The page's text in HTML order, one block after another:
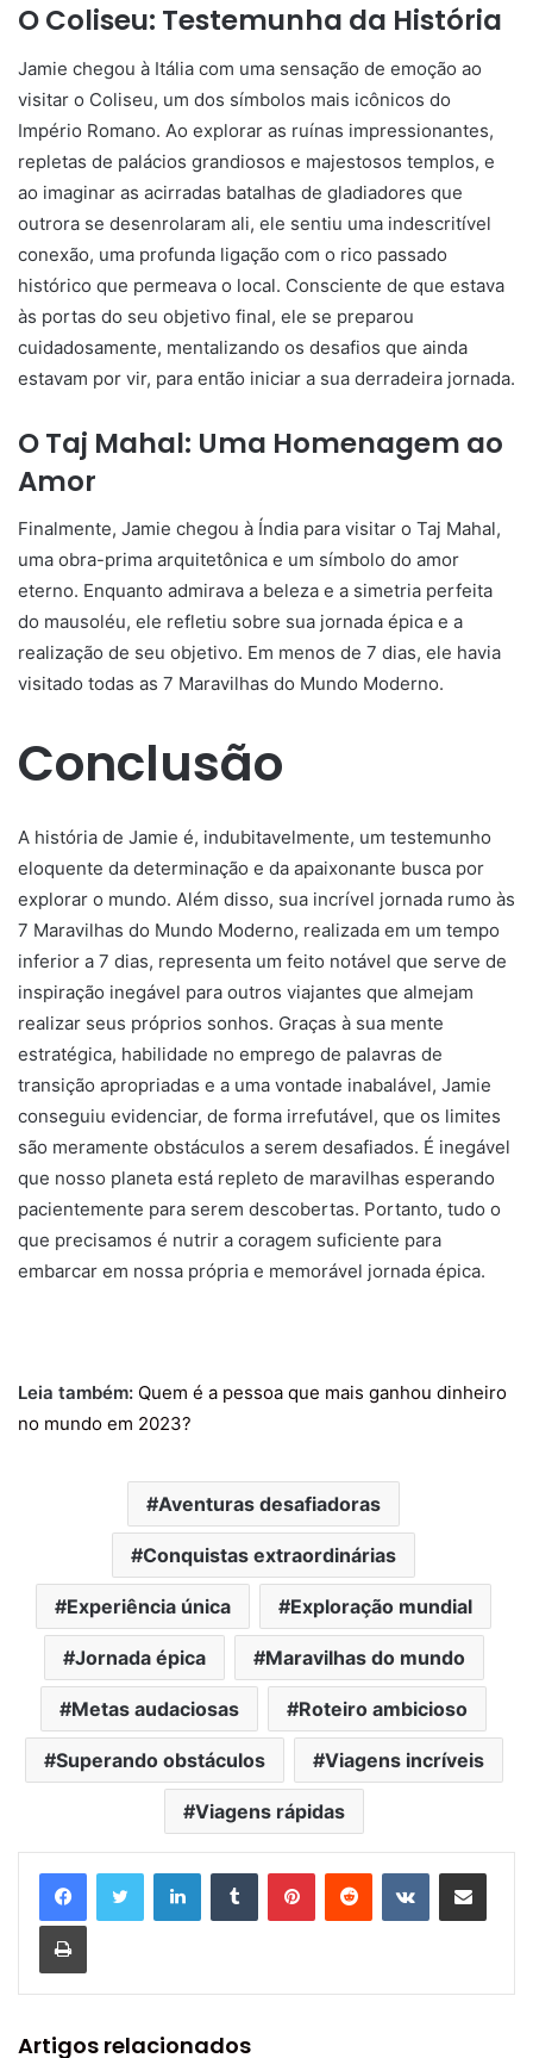
O Coliseu: Testemunha da História
Jamie chegou à Itália com uma sensação de emoção ao
visitar o Coliseu, um dos símbolos mais icônicos do
Império Romano. Ao explorar as ruínas impressionantes,
repletas de palácios grandiosos e majestosos templos, e
ao imaginar as acirradas batalhas de gladiadores que
outrora se desenrolaram ali, ele sentiu uma indescritível
conexão, uma profunda ligação com o rico passado
histórico que permeava o local. Consciente de que estava
às portas do seu objetivo final, ele se preparou
cuidadosamente, mentalizando os desafios que ainda
estavam por vir, para então iniciar a sua derradeira jornada.
O Taj Mahal: Uma Homenagem ao
Amor
Finalmente, Jamie chegou à Índia para visitar o Taj Mahal,
uma obra-prima arquitetônica e um símbolo do amor
eterno. Enquanto admirava a beleza e a simetria perfeita
do mausoléu, ele refletiu sobre sua jornada épica e a
realização de seu objetivo. Em menos de 7 dias, ele havia
visitado todas as 7 Maravilhas do Mundo Moderno.
Conclusão
A história de Jamie é, indubitavelmente, um testemunho
eloquente da determinação e da apaixonante busca por
explorar o mundo. Além disso, sua incrível jornada rumo às
7 Maravilhas do Mundo Moderno, realizada em um tempo
inferior a 7 dias, representa um feito notável que serve de
inspiração inegável para outros viajantes que almejam
realizar seus próprios sonhos. Graças à sua mente
estratégica, habilidade no emprego de palavras de
transição apropriadas e a uma vontade inabalável, Jamie
conseguiu evidenciar, de forma irrefutável, que os limites
são meramente obstáculos a serem desafiados. É inegável
que nosso planeta está repleto de maravilhas esperando
pacientemente para serem descobertas. Portanto, tudo o
que precisamos é nutrir a coragem suficiente para
embarcar em nossa própria e memorável jornada épica.
Leia também: Quem é a pessoa que mais ganhou dinheiro
no mundo em 2023?
Aventuras desafiadoras
Conquistas extraordinárias
Experiência única Exploração mundial
Jornada épica Maravilhas do mundo
Metas audaciosas Roteiro ambicioso
Superando obstáculos Viagens incríveis
Viagens rápidas
Artigos relacionados